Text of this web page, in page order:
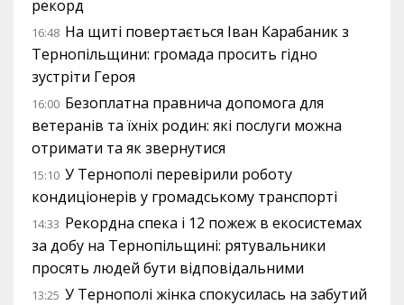
рекорд
16:48 На щиті повертається Іван Карабаник з
Тернопільщини: громада просить гідно
зустріти Героя
16:00 Безоплатна правнича допомога для
ветеранів та їхніх родин: які послуги можна
отримати та як звернутися
15:10 У Тернополі перевірили роботу
кондиціонерів у громадському транспорті
14:33 Рекордна спека і 12 пожеж в екосистемах
за добу на Тернопільщині: рятувальники
просять людей бути відповідальними
13:25 У Тернополі жінка спокусилась на забутий